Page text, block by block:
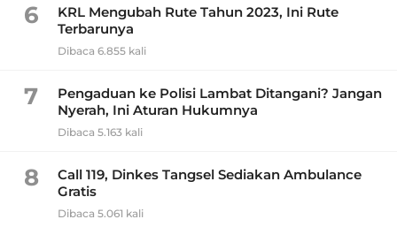
6
KRL Mengubah Rute Tahun 2023, Ini Rute
Terbarunya
Dibaca 6.855 kali
7
Pengaduan ke Polisi Lambat Ditangani? Jangan
Nyerah, Ini Aturan Hukumnya
Dibaca 5.163 kali
8
Call 119, Dinkes Tangsel Sediakan Ambulance
Gratis
Dibaca 5.061 kali